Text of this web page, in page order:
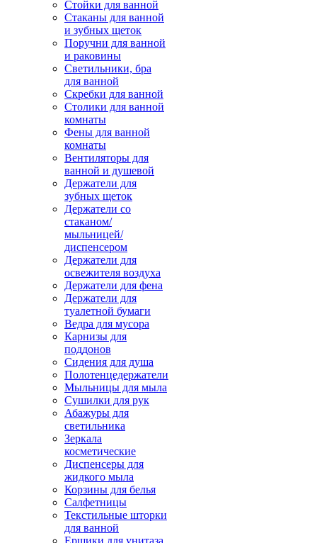
Стойки для ванной
Стаканы для ванной
и зубных щеток
Поручни для ванной
и раковины
Светильники, бра
для ванной
Скребки для ванной
Столики для ванной
комнаты
Фены для ванной
комнаты
Вентиляторы для
ванной и душевой
Держатели для
зубных щеток
Держатели со
стаканом/
мыльницей/
диспенсером
Держатели для
освежителя воздуха
Держатели для фена
Держатели для
туалетной бумаги
Ведра для мусора
Карнизы для
поддонов
Сидения для душа
Полотенцедержатели
Мыльницы для мыла
Сушилки для рук
Абажуры для
светильника
Зеркала
косметические
Диспенсеры для
жидкого мыла
Корзины для белья
Салфетницы
Текстильные шторки
для ванной
Ершики для унитаза